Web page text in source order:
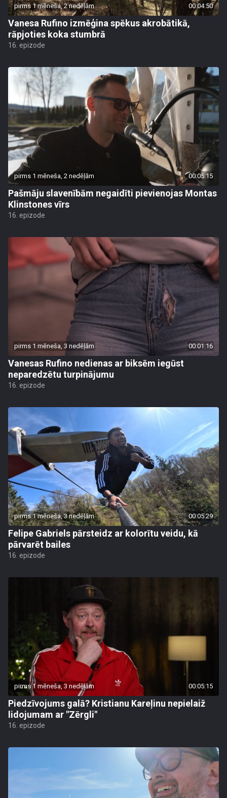
pirms 1 mēneša, 2 nedēļām 00:04:50
Vanesa Rufino izmēģina spēkus akrobātikā,
rāpjoties koka stumbrā
16. epizode
pirms 1 mēneša, 2 nedēļām 00:05:15
Pašmāju slavenībām negaidīti pievienojas Montas
Klinstones vīrs
16. epizode
pirms 1 mēneša, 3 nedēļām 00:01:16
Vanesas Rufino nedienas ar biksēm iegūst
neparedzētu turpinājumu
16. epizode
pirms 1 mēneša, 3 nedēļām 00:05:29
Felipe Gabriels pārsteidz ar kolorītu veidu, kā
pārvarēt bailes
16. epizode
pirms 1 mēneša, 3 nedēļām 00:05:15
Piedzīvojums galā? Kristianu Kareļinu nepielaiž
lidojumam ar "Zērgli"
16. epizode